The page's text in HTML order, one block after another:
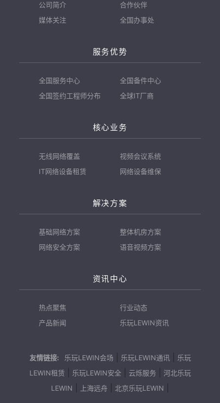
公司简介
合作伙伴
媒体关注
全国办事处
服务优势
全国服务中心
全国备件中心
全国签约工程师分布
全球IT厂商
核心业务
无线网络覆盖
视频会议系统
IT网络设备租赁
网络设备维保
解决方案
基础网络方案
整体机房方案
网络安全方案
语音视频方案
资讯中心
热点聚焦
行业动态
产品新闻
乐玩LEWIN资讯
友情链接: 乐玩LEWIN会场 乐玩LEWIN通讯|
乐玩
LEWIN租赁
乐玩LEWIN安全| 云烁服务
河北乐玩
LEWIN
上海远舟 北京乐玩LEWIN